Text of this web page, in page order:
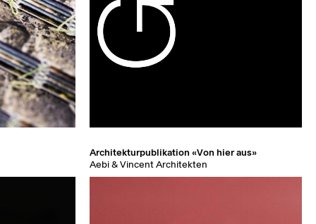
Architekturpublikation «Von hier aus»
Aebi & Vincent Architekten